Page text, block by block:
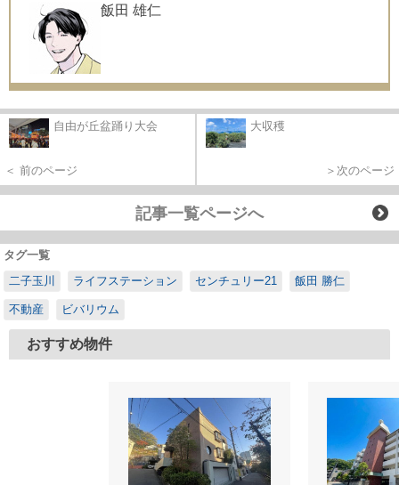
飯田 雄仁
自由が丘盆踊り大会
＜ 前のページ
大収穫
＞次のページ
記事一覧ページへ
タグ一覧
二子玉川
ライフステーション センチュリー21 飯田 勝仁
不動産 ビバリウム
おすすめ物件